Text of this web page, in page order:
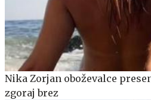
Nika Zorjan oboževalce
zgoraj brez